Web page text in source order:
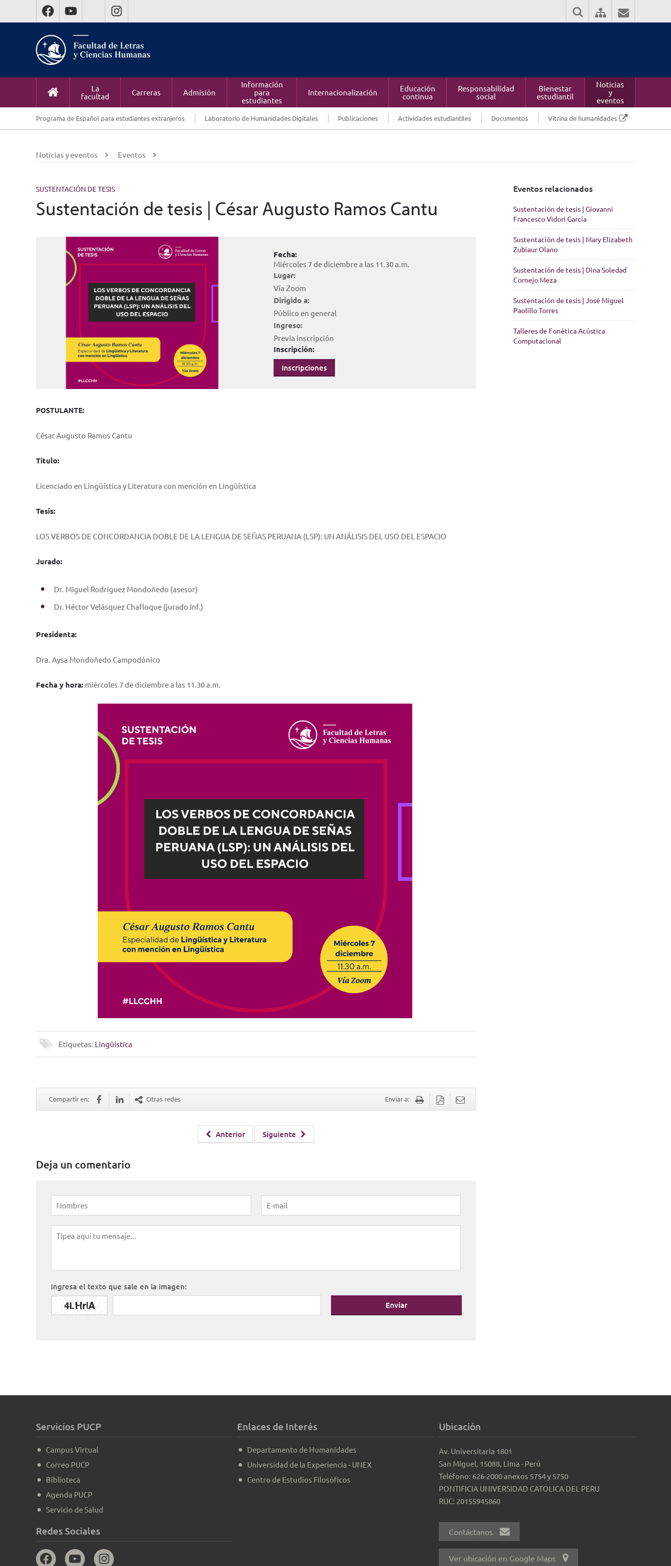
La
facultad
Carreras Admisión
Información
para
estudiantes
Internacionalización
Educación
continua
Responsabilidad
social
Bienestar
estudiantil
Noticias
y
eventos
Programa de Español para estudiantes extranjeros Laboratorio de Humanidades Digitales Publicaciones Actividades estudiantiles Documentos Vitrina de humanidades
Noticias y eventos Eventos
SUSTENTACIÓN DE TESIS
Sustentación de tesis | César Augusto Ramos Cantu
Fecha:
Miércoles 7 de diciembre a las 11.30 a.m.
Lugar:
Vía Zoom
Dirigido a:
Público en general
Ingreso:
Previa inscripción
Inscripción:
Inscripciones
POSTULANTE:
César Augusto Ramos Cantu
Título:
Licenciado en Lingüística y Literatura con mención en Lingüística
Tesis:
LOS VERBOS DE CONCORDANCIA DOBLE DE LA LENGUA DE SEÑAS PERUANA (LSP): UN ANÁLISIS DEL USO DEL ESPACIO
Jurado:
Dr. Miguel Rodríguez Mondoñedo (asesor)
Dr. Héctor Velásquez Chafloque (jurado Inf.)
Presidenta:
Dra. Aysa Mondoñedo Campodónico
Fecha y hora: miércoles 7 de diciembre a las 11.30 a.m.
Etiquetas: Lingüística
Compartir en: Otras redes Enviar a:
Anterior Siguiente
Deja un comentario
Ingresa el texto que sale en la imagen:
Enviar
Eventos relacionados
Sustentación de tesis | Giovanni
Francesco Vidori García
Sustentación de tesis | Mary Elizabeth
Zubiaur Olano
Sustentación de tesis | Dina Soledad
Cornejo Meza
Sustentación de tesis | José Miguel
Paolillo Torres
Talleres de Fonética Acústica
Computacional
Servicios PUCP
Campus Virtual
Correo PUCP
Biblioteca
Agenda PUCP
Servicio de Salud
Redes Sociales
Enlaces de Interés
Departamento de Humanidades
Universidad de la Experiencia - UNEX
Centro de Estudios Filosóficos
Ubicación
Av. Universitaria 1801
San Miguel, 15088, Lima - Perú
Teléfono: 626-2000 anexos 5754 y 5750
PONTIFICIA UNIVERSIDAD CATOLICA DEL PERU
RUC: 20155945860
Contáctanos
Ver ubicación en Google Maps